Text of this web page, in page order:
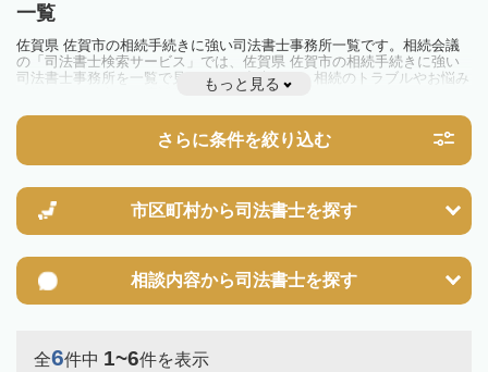
一覧
佐賀県 佐賀市の相続手続きに強い司法書士事務所一覧です。相続会議
の「司法書士検索サービス」では、佐賀県 佐賀市の相続手続きに強い
司法書士事務所を一覧で見ることが出来ます。相続のトラブルやお悩み
を抱えている方は一度近隣の司法書士に相談してみましょう。
もっと見る
さらに条件を絞り込む
市区町村から司法書士を探す
相談内容から司法書士を探す
全6件中 1~6件を表示